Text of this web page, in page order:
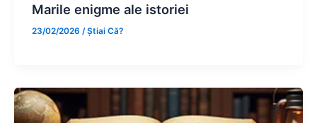
Marile enigme ale istoriei
23/02/2026 /Știai Că?